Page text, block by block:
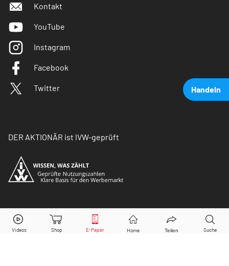
Handeln
Bayer Aktie jetzt handeln?
Kontakt
YouTube
Instagram
Facebook
Twitter
DER AKTIONÄR ist IVW-geprüft
© Copyright 2026 Börsenmedien AG. Alle Rechte